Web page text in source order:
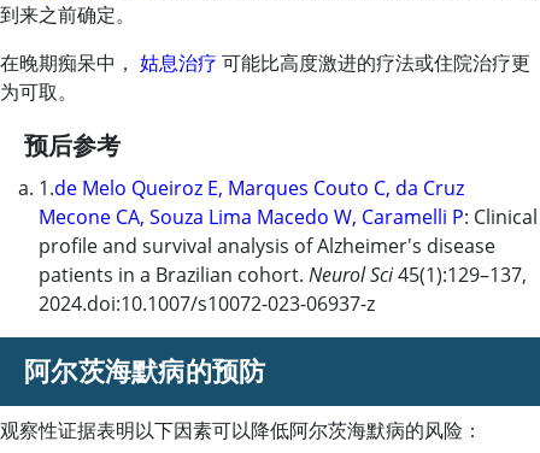
到来之前确定。
在晚期痴呆中， 姑息治疗 可能比高度激进的疗法或住院治疗更
为可取。
预后参考
1.de Melo Queiroz E, Marques Couto C, da Cruz
Mecone CA, Souza Lima Macedo W, Caramelli P: Clinical
profile and survival analysis of Alzheimer's disease
patients in a Brazilian cohort. Neurol Sci45(1):129–137,
2024.doi:10.1007/s10072-023-06937-z
阿尔茨海默病的预防
观察性证据表明以下因素可以降低阿尔茨海默病的风险：